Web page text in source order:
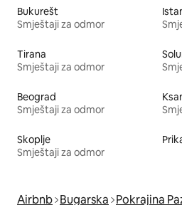
Bukurešt
Smještaji za odmor
Tirana
Smještaji za odmor
Beograd
Smještaji za odmor
Skoplje
Smještaji za odmor
Airbnb Bugarska Pokrajina